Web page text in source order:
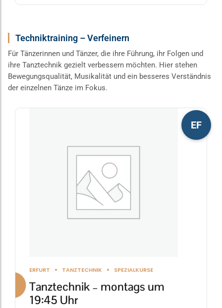
Techniktraining – Verfeinern
Für Tänzerinnen und Tänzer, die ihre Führung, ihr Folgen und
ihre Tanztechnik gezielt verbessern möchten. Hier stehen
Bewegungsqualität, Musikalität und ein besseres Verständnis
der einzelnen Tänze im Fokus.
EF
ERFURT TANZTECHNIK SPEZIALKURSE
Tanztechnik – montags um
19:45 Uhr